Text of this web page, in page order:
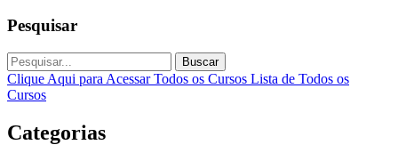
Pesquisar
Buscar
Clique Aqui para Acessar Todos os Cursos Lista de Todos os
Cursos
Categorias